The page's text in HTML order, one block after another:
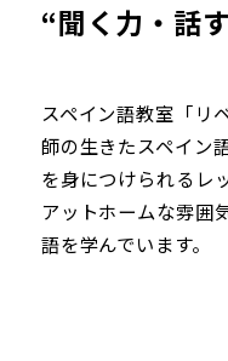
“聞く力・話
スペイン語教室「リ
師の生きたスペイン
を身につけられるレ
アットホームな雰囲
語を学んでいます。